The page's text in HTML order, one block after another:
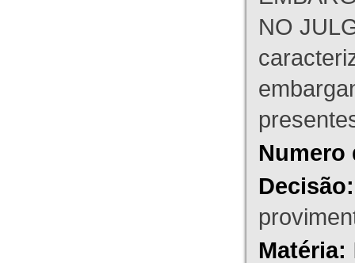
NO
Numero
Decisão:
Matéria: